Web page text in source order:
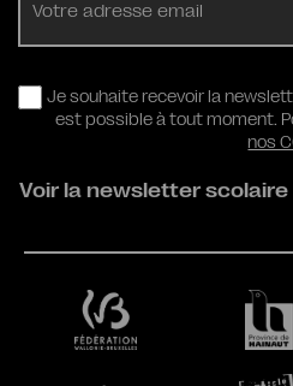
Je souhaite recevoir la
est possible à tout moment.
nos
Voir la newsletter scolaire